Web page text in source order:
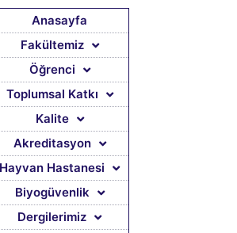
Anasayfa
Fakültemiz
Öğrenci
Toplumsal Katkı
Kalite
Akreditasyon
Hayvan Hastanesi
Biyogüvenlik
Dergilerimiz